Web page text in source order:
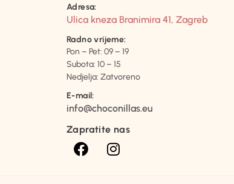
Adresa:
Ulica kneza Branimira 41, Zagreb
Radno vrijeme:
Pon – Pet: 09 – 19
Subota: 10 – 15
Nedjelja: Zatvoreno
E-mail:
info@choconillas.eu
Zapratite nas